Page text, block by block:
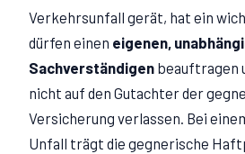
Verkehrsunfall gerät, hat ein
dürfen einen eigenen,
Sachverständigen beauftragen
nicht auf den Gutachter der
Versicherung verlassen. Bei
Unfall trägt die gegnerische